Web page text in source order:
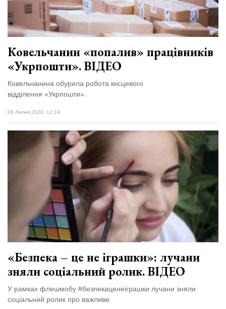
Ковельчанин «попалив» працівників
«Укрпошти». ВІДЕО
Ковельчанина обурила робота місцевого
відділення «Укрпошти».
06 Липня 2020, 12:19
«Безпека – це не іграшки»: лучани
зняли соціальний ролик. ВІДЕО
У рамках флешмобу #безпекаценеіграшки лучани зняли
соціальний ролик про важливе